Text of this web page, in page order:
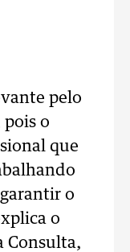
pelo
pois o
que
o
o
Consulta,